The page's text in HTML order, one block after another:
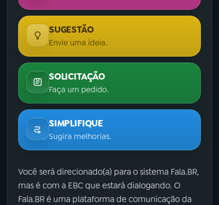
SUGESTÃO
Envie uma ideia.
SOLICITAÇÃO
Faça um pedido.
SIMPLIFIQUE
Sugira melhorias.
Você será direcionado(a) para o sistema Fala.BR,
mas é com a EBC que estará dialogando. O
Fala.BR é uma plataforma de comunicação da